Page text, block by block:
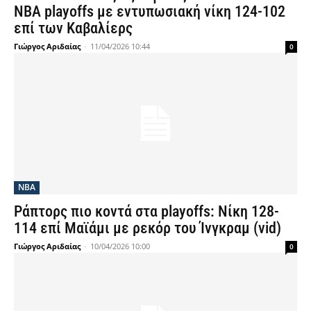
NBA playoffs με εντυπωσιακή νίκη 124-102
επί των Καβαλίερς
Γιώργος Αριδαίας - 11/04/2026 10:44 0
NBA
Ράπτορς πιο κοντά στα playoffs: Νίκη 128-
114 επί Μαϊάμι με ρεκόρ του Ίνγκραμ (vid)
Γιώργος Αριδαίας - 10/04/2026 10:00 0